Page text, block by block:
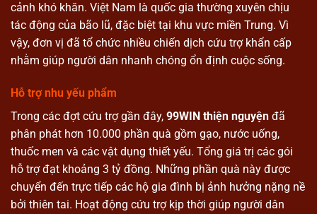
cảnh khó khăn. Việt Nam là quốc gia thường xuyên chịu
tác động của bão lũ, đặc biệt tại khu vực miền Trung. Vì
vậy, đơn vị đã tổ chức nhiều chiến dịch cứu trợ khẩn cấp
nhằm giúp người dân nhanh chóng ổn định cuộc sống.
Hỗ trợ nhu yếu phẩm
Trong các đợt cứu trợ gần đây, 99WIN thiện nguyện đã
phân phát hơn 10.000 phần quà gồm gạo, nước uống,
thuốc men và các vật dụng thiết yếu. Tổng giá trị các gói
hỗ trợ đạt khoảng 3 tỷ đồng. Những phần quà này được
chuyển đến trực tiếp các hộ gia đình bị ảnh hưởng nặng nề
bởi thiên tai. Hoạt động cứu trợ kịp thời giúp người dân